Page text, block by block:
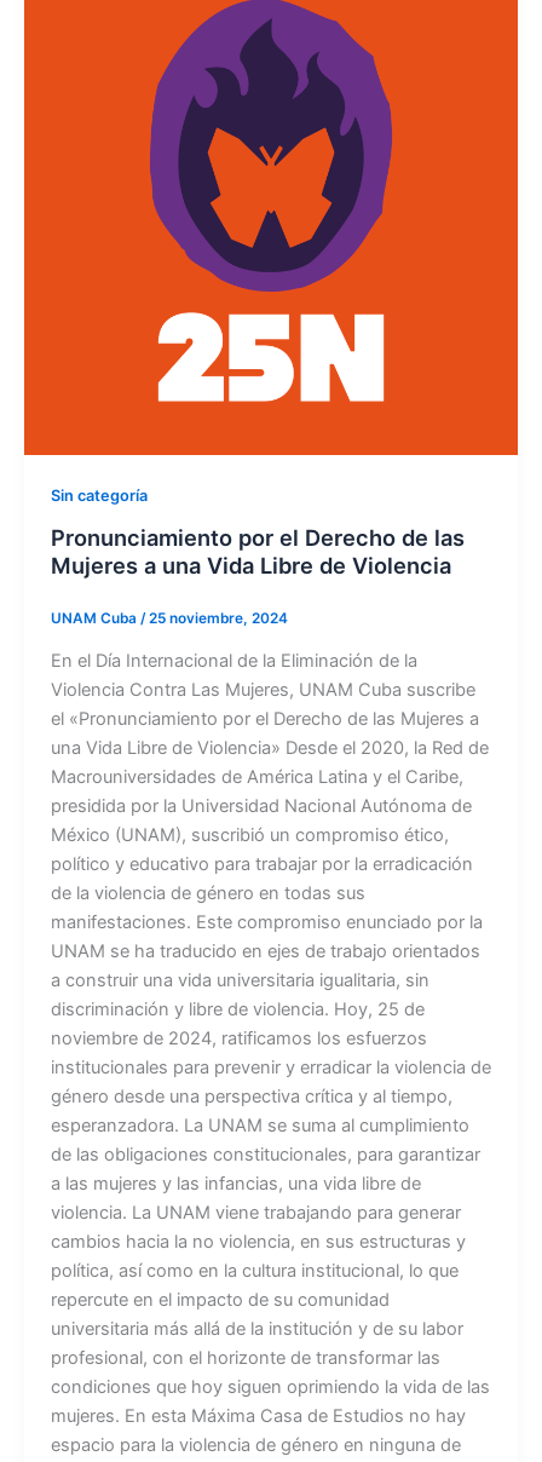
Sin categoría
Pronunciamiento por el Derecho de las
Mujeres a una Vida Libre de Violencia
UNAM Cuba /25 noviembre, 2024
En el Día Internacional de la Eliminación de la
Violencia Contra Las Mujeres, UNAM Cuba suscribe
el «Pronunciamiento por el Derecho de las Mujeres a
una Vida Libre de Violencia» Desde el 2020, la Red de
Macrouniversidades de América Latina y el Caribe,
presidida por la Universidad Nacional Autónoma de
México (UNAM), suscribió un compromiso ético,
político y educativo para trabajar por la erradicación
de la violencia de género en todas sus
manifestaciones. Este compromiso enunciado por la
UNAM se ha traducido en ejes de trabajo orientados
a construir una vida universitaria igualitaria, sin
discriminación y libre de violencia. Hoy, 25 de
noviembre de 2024, ratificamos los esfuerzos
institucionales para prevenir y erradicar la violencia de
género desde una perspectiva crítica y al tiempo,
esperanzadora. La UNAM se suma al cumplimiento
de las obligaciones constitucionales, para garantizar
a las mujeres y las infancias, una vida libre de
violencia. La UNAM viene trabajando para generar
cambios hacia la no violencia, en sus estructuras y
política, así como en la cultura institucional, lo que
repercute en el impacto de su comunidad
universitaria más allá de la institución y de su labor
profesional, con el horizonte de transformar las
condiciones que hoy siguen oprimiendo la vida de las
mujeres. En esta Máxima Casa de Estudios no hay
espacio para la violencia de género en ninguna de